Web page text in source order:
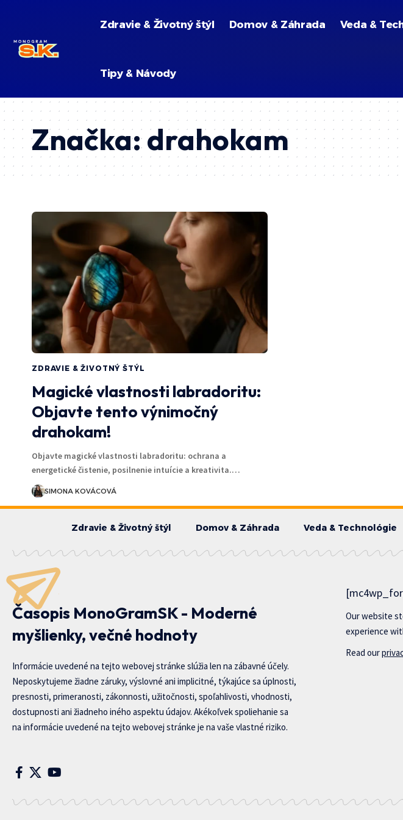
Zdravie & Životný štýl Domov & Záhrada Veda &
Tipy & Návody
Značka:drahokam
ZDRAVIE & ŽIVOTNÝ ŠTÝL
Magické vlastnosti labradoritu:
Objavte tento výnimočný
drahokam!
Objavte magické vlastnosti labradoritu: ochrana a
energetické čistenie, posilnenie intuície a kreativita.…
SIMONA KOVÁCOVÁ
Zdravie & Životný štýl Domov & Záhrada Veda & Technológie
Časopis MonoGramSK - Moderné
myšlienky, večné hodnoty
Informácie uvedené na tejto webovej stránke slúžia len na zábavné účely.
Neposkytujeme žiadne záruky, výslovné ani implicitné, týkajúce sa úplnosti,
presnosti, primeranosti, zákonnosti, užitočnosti, spoľahlivosti, vhodnosti,
dostupnosti ani žiadneho iného aspektu údajov. Akékoľvek spoliehanie sa
na informácie uvedené na tejto webovej stránke je na vaše vlastné riziko.
Our website
experience
Read our